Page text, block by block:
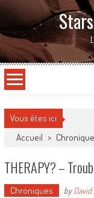
Vous êtes ici
Accueil >
THERAPY? –
Chroniques byDavid